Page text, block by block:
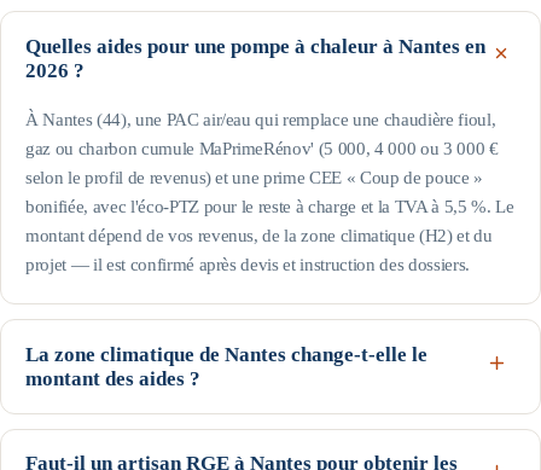
Quelles aides pour une pompe à chaleur à Nantes en
2026 ?
À Nantes (44), une PAC air/eau qui remplace une chaudière fioul,
gaz ou charbon cumule MaPrimeRénov' (5 000, 4 000 ou 3 000 €
selon le profil de revenus) et une prime CEE « Coup de pouce »
bonifiée, avec l'éco-PTZ pour le reste à charge et la TVA à 5,5 %. Le
montant dépend de vos revenus, de la zone climatique (H2) et du
projet — il est confirmé après devis et instruction des dossiers.
La zone climatique de Nantes change-t-elle le
montant des aides ?
Oui pour la prime CEE : Nantes est en H2 (arrêté du 22 décembre
2014). C'est une zone climatique tempérée : les volumes CEE y sont
Faut-il un artisan RGE à Nantes pour obtenir les